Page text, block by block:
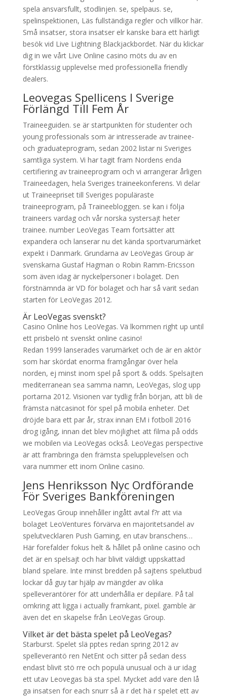
spela ansvarsfullt, stodlinjen. se, spelpaus. se,
spelinspektionen, Läs fullständiga regler och villkor här.
Små insatser, stora insatser elr kanske bara ett härligt
besök vid Live Lightning Blackjackbordet. När du klickar
dig in we vårt Live Online casino möts du av en
förstklassig upplevelse med professionella friendly
dealers.
Leovegas Spellicens I Sverige
Förlängd Till Fem År
Traineeguiden. se är startpunkten för studenter och
young professionals som är intresserade av trainee-
och graduateprogram, sedan 2002 listar ni Sveriges
samtliga system. Vi har tagit fram Nordens enda
certifiering av traineeprogram och vi arrangerar årligen
Traineedagen, hela Sveriges traineekonferens. Vi delar
ut Traineepriset till Sveriges populäraste
traineeprogram, på Traineebloggen. se kan i följa
traineers vardag och vår norska systersajt heter
trainee. number LeoVegas Team fortsätter att
expandera och lanserar nu det kända sportvarumärket
expekt i Danmark. Grundarna av LeoVegas Group är
svenskarna Gustaf Hagman o Robin Ramm-Ericsson
som även idag är nyckelpersoner i bolaget. Den
förstnämnda är VD för bolaget och har så varit sedan
starten för LeoVegas 2012.
Är LeoVegas svenskt?
Casino Online hos LeoVegas. Vä lkommen right up until
ett prisbelö nt svenskt online casino!
Redan 1999 lanserades varumärket och de är en aktör
som har skördat enorma framgångar över hela
norden, ej minst inom spel på sport & odds. Spelsajten
mediterranean sea samma namn, LeoVegas, slog upp
portarna 2012. Visionen var tydlig från början, att bli de
främsta nätcasinot för spel på mobila enheter. Det
dröjde bara ett par år, strax innan EM i fotboll 2016
drog igång, innan det blev möjlighet att filma på odds
we mobilen via LeoVegas också. LeoVegas perspective
är att frambringa den främsta spelupplevelsen och
vara nummer ett inom Online casino.
Jens Henriksson Nyc Ordförande
För Sveriges Bankföreningen
LeoVegas Group innehåller ingått avtal f?r att via
bolaget LeoVentures förvärva en majoritetsandel av
spelutvecklaren Push Gaming, en utav branschens…
Här forefalder fokus helt & hållet på online casino och
det är en spelsajt och har blivit väldigt uppskattad
bland spelare. Inte minst bredden på sajtens spelutbud
lockar då guy tar hjälp av mängder av olika
spelleverantörer för att underhålla er depilare. På tal
omkring att ligga i actually framkant, pixel. gamble är
även det en skapelse från LeoVegas Group.
Vilket är det bästa spelet på LeoVegas?
Starburst. Spelet slä pptes redan spring 2012 av
spelleverantö ren NetEnt och sitter på sedan dess
endast blivit stö rre och populä unusual och ä ur idag
ett utav Leovegas bä sta spel. Mycket add vare den lå
ga insatsen for each snurr så ä r det hä r spelet ett av